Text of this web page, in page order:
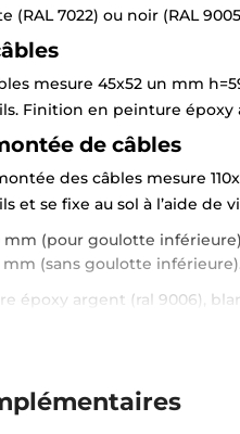
(RAL 7022) ou noir (RAL
mesure 45x52 un mm
Finition en peinture époxy
de câbles
des câbles mesure
et se fixe au sol à l’aide
mm (pour goulotte
mm (sans goulotte
époxy argent (ral 9006),